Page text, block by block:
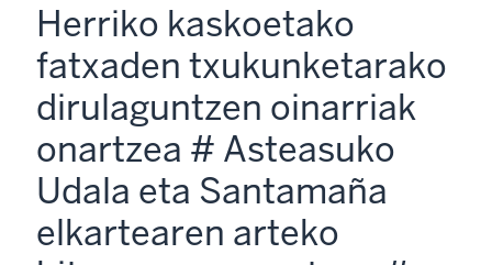
Herriko kaskoetako
fatxaden txukunketarako
dirulaguntzen oinarriak
onartzea # Asteasuko
Udala eta Santamaña
elkartearen arteko